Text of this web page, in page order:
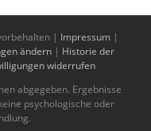
| Impressum|
ändern| Historie der
widerrufen
abgegeben. Ergebnisse
psychologische oder